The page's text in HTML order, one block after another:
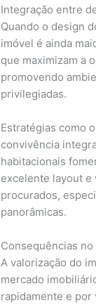
Integração entre
Quando o design
imóvel é ainda
que maximizam a
promovendo
privilegiadas.
Estratégias como
convivência
habitacionais
excelente layout e
procurados,
panorâmicas.
Consequências
A valorização do
mercado
rapidamente e